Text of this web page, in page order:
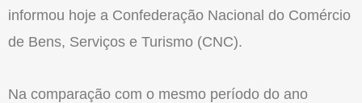
informou hoje a Confederação Nacional do Comércio
de Bens, Serviços e Turismo (CNC).
Na comparação com o mesmo período do ano